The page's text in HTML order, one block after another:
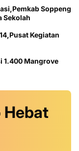
Soppeng
Sekolah
Kegiatan
1.400 Mangrove
Hebat